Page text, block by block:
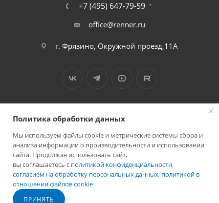
+7 (495) 647-79-59
office@renner.ru
г. Фрязино, Окружной проезд,11А
2026 © Лига - каталог лакокрасочных покрытий
Политика обработки данных
Мы используем файлы cookie и метрические системы сбора и
анализа информации о производительности и использовании
сайта. Продолжая использовать сайт,
вы соглашаетесь с политикой конфиденциальности,
согласием на обработку персональных данных, политикой в
отношении файлов cookie
ПРИНЯТЬ